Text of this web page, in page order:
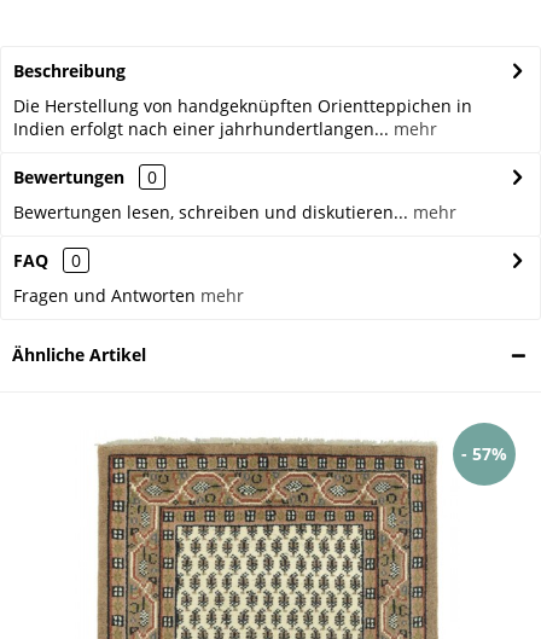
Beschreibung
Die Herstellung von handgeknüpften Orientteppichen in
Indien erfolgt nach einer jahrhundertlangen... mehr
Bewertungen
0
Bewertungen lesen, schreiben und diskutieren... mehr
FAQ
0
Fragen und Antworten mehr
Ähnliche Artikel
- 57%